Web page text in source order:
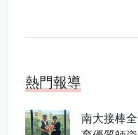
熱門報導
南大接棒